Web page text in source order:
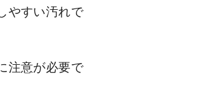
やすい汚れで
注意が必要で